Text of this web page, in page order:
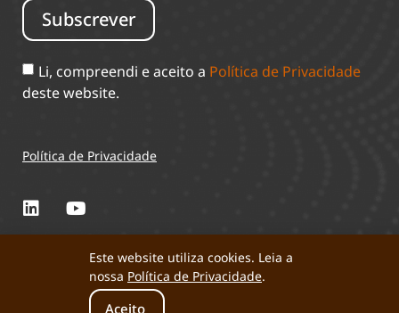
Li, compreendi e aceito a Política de Privacidade
deste website.
Subscrever
Política de Privacidade
Perta 2025 © Todos os direitos reservados.
Este website utiliza cookies. Leia a
nossa Política de Privacidade.
Aceito